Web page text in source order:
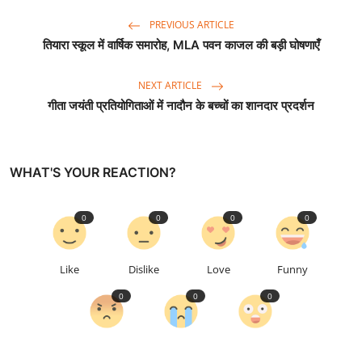
PREVIOUS ARTICLE
तियारा स्कूल में वार्षिक समारोह, MLA पवन काजल की बड़ी घोषणाएँ
NEXT ARTICLE
गीता जयंती प्रतियोगिताओं में नादौन के बच्चों का शानदार प्रदर्शन
WHAT'S YOUR REACTION?
Like
0
Dislike
0
Love
0
Funny
0
0 0 0